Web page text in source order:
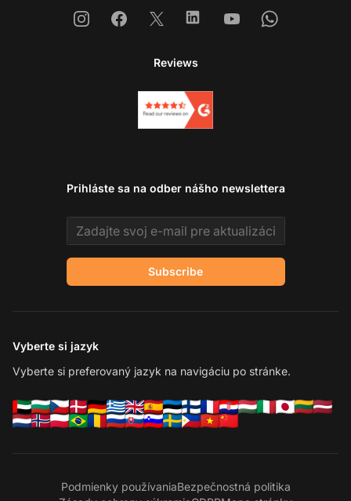
InstagramFacebook
X LinkedinYoutubeWhatsapp
Reviews
Prihláste sa na odber nášho newslettera
Email address
Subscribe
Vyberte si jazyk
Vyberte si preferovaný jazyk na navigáciu po stránke.
Podmienky používaniaBezpečnostná politika